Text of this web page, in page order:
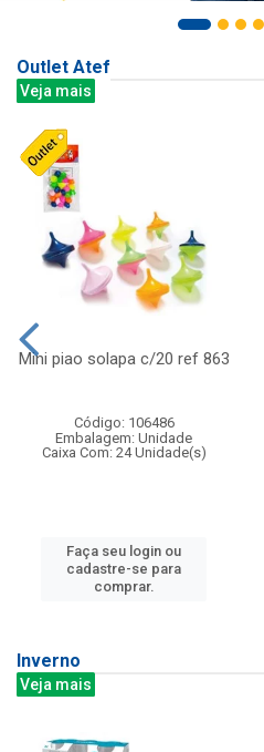
Outlet Atef
Veja mais
Mini piao solapa c/20 ref 863
Código: 106486
Embalagem: Unidade
Caixa Com: 24 Unidade(s)
Faça seu login ou
cadastre-se para
comprar.
Inverno
Veja mais